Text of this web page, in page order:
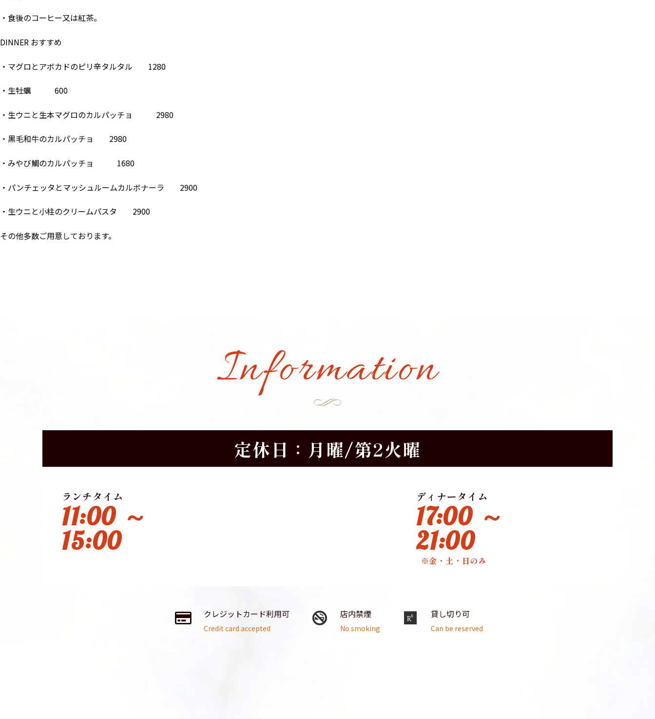
・食後のコーヒー又は紅茶。
DINNER おすすめ
・マグロとアボカドのピリ辛タルタル 1280
・生牡蠣 600
・生ウニと生本マグロのカルパッチョ 2980
・黒毛和牛のカルパッチョ 2980
・みやび鯛のカルパッチョ 1680
・パンチェッタとマッシュルームカルボナーラ 2900
・生ウニと小柱のクリームパスタ 2900
その他多数ご用意しております。
Information
定休日：月曜/第2火曜
ランチタイム
11:00 ～
15:00
ディナータイム
17:00 ～
21:00
※金・土・日のみ
クレジットカード利用可
Credit card accepted
店内禁煙
No smoking
貸し切り可
Can be reserved